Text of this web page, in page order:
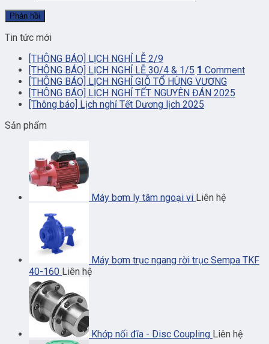
Tin tức mới
[THÔNG BÁO] LỊCH NGHỈ LỄ 2/9
[THÔNG BÁO] LỊCH NGHỈ LỄ 30/4 & 1/5 1 Comment
[THÔNG BÁO] LỊCH NGHỈ GIỖ TỔ HÙNG VƯƠNG
[THÔNG BÁO] LỊCH NGHỈ TẾT NGUYÊN ĐÁN 2025
[Thông báo] Lịch nghỉ Tết Dương lịch 2025
Sản phẩm
Máy bơm ly tâm ngoại vi Liên hệ
Máy bơm trục ngang rời trục Sempa TKF
40-160 Liên hệ
Khớp nối đĩa - Disc Coupling Liên hệ